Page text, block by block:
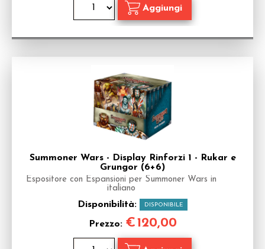
Summoner Wars - Display Rinforzi 1 - Rukar e
Grungor (6+6)
Espositore con Espansioni per Summoner Wars in
italiano
Disponibilità: DISPONIBILE
Prezzo: €120,00